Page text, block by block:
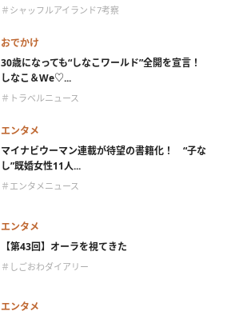
＃シャッフルアイランド7考察
おでかけ
30歳になっても“しなこワールド”全開を宣言！
しなこ＆We♡...
＃トラベルニュース
エンタメ
マイナビウーマン連載が待望の書籍化！ “子な
し”既婚女性11人...
＃エンタメニュース
エンタメ
【第43回】オーラを視てきた
＃しごおわダイアリー
エンタメ